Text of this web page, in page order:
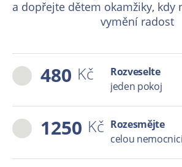
a dopřejte dětem okamžiky, kdy
vymění radost
480 Kč
Rozveselte
jeden pokoj
1250 Kč Rozesmějte
celou nemocnici